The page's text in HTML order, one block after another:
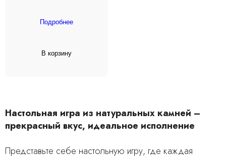
Подробнее
В корзину
Настольная игра из натуральных камней –
прекрасный вкус, идеальное исполнение
Представьте себе настольную игру, где каждая